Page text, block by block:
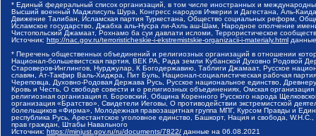
* Единый федеральный список организаций, в том числе иностранных и
Высший военный Маджлисуль Шура, Конгресс народов Ичкерии и Дагестана, Аль-
Движение Талибан, Исламская партия Туркестана, Общество социальных реформ,
Исламское государство, Джабха аль-Нусра ли-Ахль аш-Шам, Народное ополчение
Чистопольский Джамаат, Рохнамо ба суи давлати исломи, Террористическое
Источник: http://nac.gov.ru/terroristicheskie-i-ekstremistskie-organizacii-i-materialy.html
* Перечень общественных объединений и религиозных организаций в отношении
Национал-большевистская партия, ВЕК РА, Рада земли Кубанской Духовно Родовой
Староверов-Инглингов, Нурджулар, К Богодержавию, Таблиги Джамаат, Русское
славян, Ат-Такфир Валь-Хиджра, Пит Буль, Национал-социалистическая рабочая
Череповца, Духовно-Родовая Держава Русь, Русское национальное единство,
Кровь и Честь, О свободе совести и о религиозных объединениях, Омская
религиозная организация п. Боровский, Община Коренного Русского народа
организация «Братство», Свидетели Иеговы, О противодействии экстремистской
болельщиков «Фирма», Молодежная правозащитная группа МПГ, Курсом Правды и
республика Русь, Арестантское уголовное единство, Башкорт, Нация и свобода,
прав граждан, Штабы Навального
Источник: https://minjust.gov.ru/ru/documents/7822/ данные на 06.08.2021